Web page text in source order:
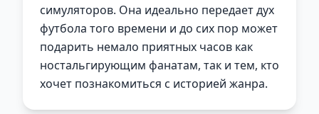
симуляторов. Она идеально передает дух
футбола того времени и до сих пор может
подарить немало приятных часов как
ностальгирующим фанатам, так и тем, кто
хочет познакомиться с историей жанра.